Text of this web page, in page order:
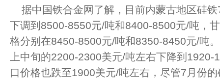
据中国铁合金网了解，目前内蒙古地区硅
下调到8500-8550元/吨和8400-8500元/吨，
格分别在8450-8500元/吨和8350-8450元/吨
上中旬的2200-2300美元/吨左右下降到
口价格也跌至1900美元/吨左右，尽管7月份